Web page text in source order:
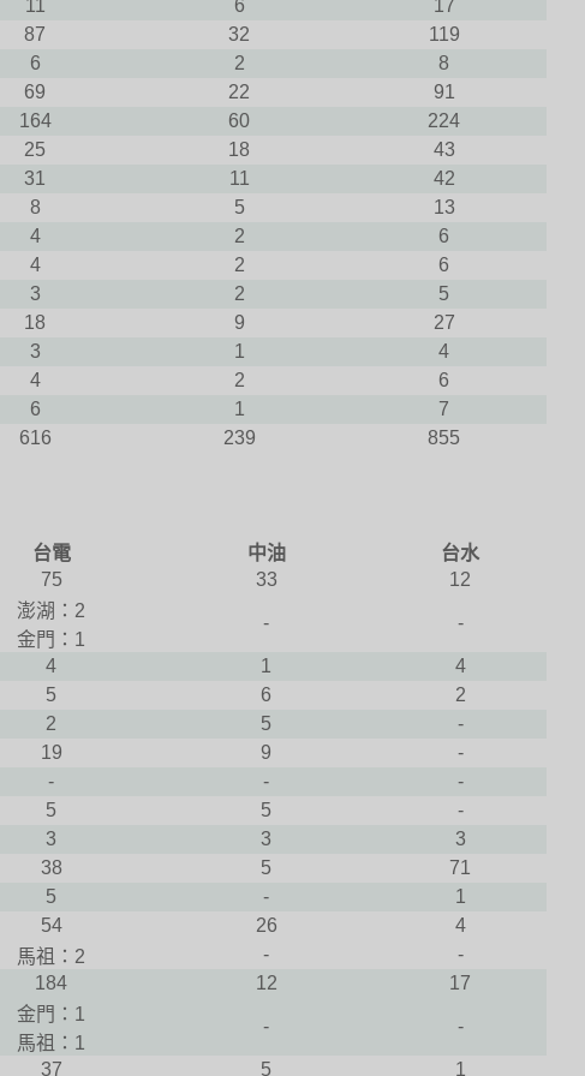
11 6
17
87 32
119
6 2
8
69 22
91
164 60
224
25 18
43
31 11
42
8 5
13
4 2
6
4 2
6
3 2
5
18 9
27
3 1
4
4 2
6
6 1
7
616 239 855
台電 中油 台水
75 33 12
澎湖：2
金門：1
- -
4 1
4
5 6
2
2 5
-
19 9
-
- -
-
5 5
-
3 3
3
38 5
71
5 - 1
54 26
4
馬祖：2 - -
184 12 17
金門：1
馬祖：1
- -
37 5 1